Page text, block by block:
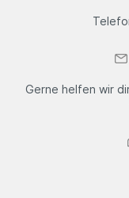
Gerne helfen wir